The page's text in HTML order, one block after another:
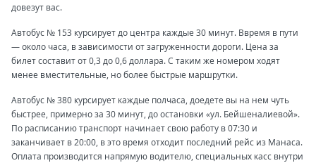
довезут вас.
Автобус № 153 курсирует до центра каждые 30 минут. Ввремя в пути
— около часа, в зависимости от загруженности дороги. Цена за
билет составит от 0,3 до 0,6 доллара. С таким же номером ходят
менее вместительные, но более быстрые маршрутки.
Автобус № 380 курсирует каждые полчаса, доедете вы на нем чуть
быстрее, примерно за 30 минут, до остановки «ул. Бейшеналиевой».
По расписанию транспорт начинает свою работу в 07:30 и
заканчивает в 20:00, в это время отходит последний рейс из Манаса.
Оплата производится напрямую водителю, специальных касс внутри